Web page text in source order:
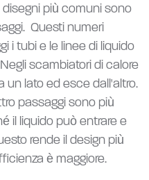
più comuni sono
Questi numeri
i tubi e le linee di liquido
scambiatori di calore
un lato ed esce dall'altro.
passaggi sono più
il liquido può entrare e
rende il design più
è maggiore.